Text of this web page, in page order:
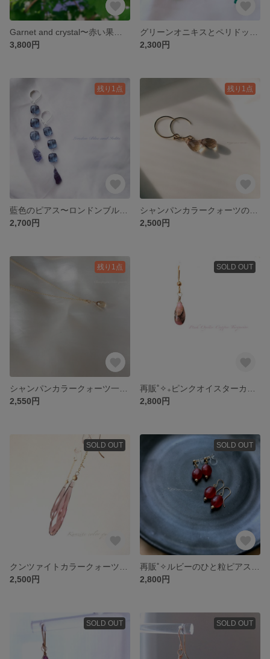
3,800円
2,300円
残り1点
2,700円
残り1点
2,500円
残り1点
2,550円
SOLD OUT
2,800円
SOLD OUT
2,500円
SOLD OUT
2,800円
SOLD OUT SOLD OUT